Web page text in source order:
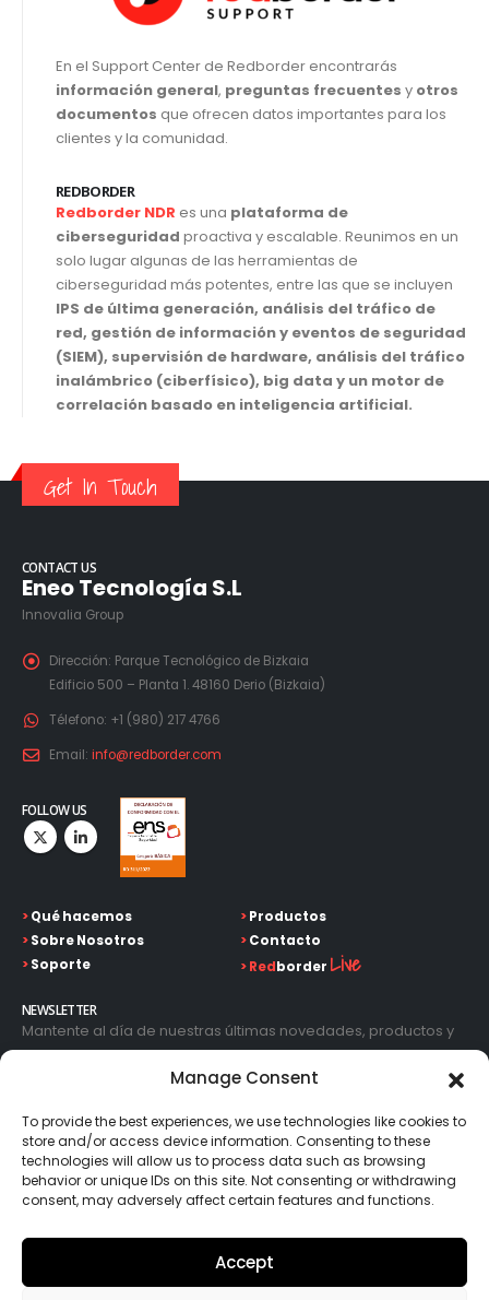
Manage Consent
To provide the best experiences, we use technologies like cookies to
store and/or access device information. Consenting to these
technologies will allow us to process data such as browsing
behavior or unique IDs on this site. Not consenting or withdrawing
consent, may adversely affect certain features and functions.
Accept
En el Support Center de Redborder encontrarás
información general, preguntas frecuentes y otros
documentos que ofrecen datos importantes para los
clientes y la comunidad.
REDBORDER
Redborder NDR es una plataforma de
ciberseguridad proactiva y escalable. Reunimos en un
solo lugar algunas de las herramientas de
ciberseguridad más potentes, entre las que se incluyen
IPS de última generación, análisis del tráfico de
red, gestión de información y eventos de seguridad
(SIEM), supervisión de hardware, análisis del tráfico
inalámbrico (ciberfísico), big data y un motor de
correlación basado en inteligencia artificial.
Get In Touch
CONTACT US
Eneo Tecnología S.L
Innovalia Group
Dirección: Parque Tecnológico de Bizkaia
Edificio 500 – Planta 1. 48160 Derio (Bizkaia)
Télefono: +1 (980) 217 4766
Email: info@redborder.com
FOLLOW US
>Qué hacemos
>Sobre Nosotros
>Soporte
>Productos
>Contacto
>Redborder Live
NEWSLETTER
Mantente al día de nuestras últimas novedades, productos y
avances tecnológicos. Introduce tu correo electrónico y
suscríbete a nuestra newsletter.
Go!